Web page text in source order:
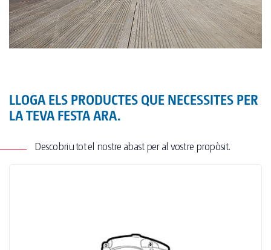
LLOGA ELS PRODUCTES QUE NECESSITES PER
LA TEVA FESTA ARA.
Descobriu tot el nostre abast per al vostre propòsit.